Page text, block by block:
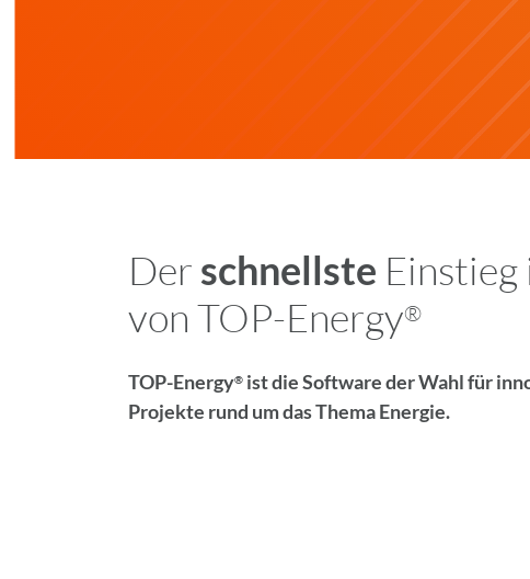
Der schnellste
von TOP-Energy®
TOP-Energy® ist die Software der Wahl für
Projekte rund um das Thema Energie.